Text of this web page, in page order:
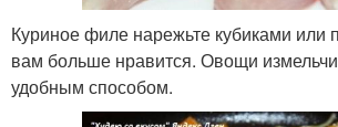
Куриное филе нарежьте кубиками или
вам больше нравится. Овощи
удобным способом.